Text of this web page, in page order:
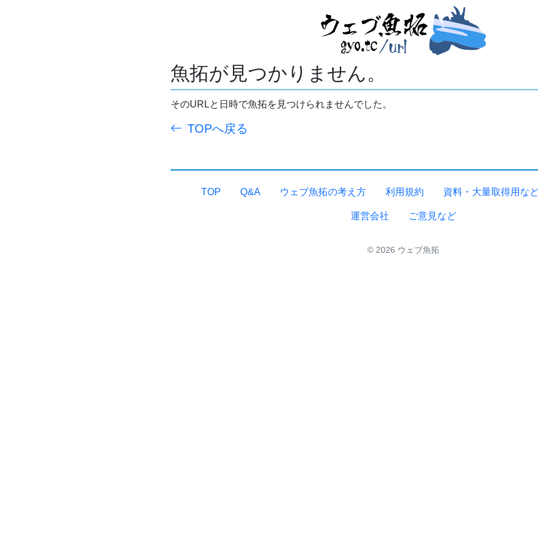
魚拓が見つかりません。
そのURLと日時で魚拓を見つけられませんでした。
TOPへ戻る
TOP Q&A ウェブ魚拓の考え方 利用規約 資料・大量取得用な
運営会社 ご意見など
© 2026 ウェブ魚拓